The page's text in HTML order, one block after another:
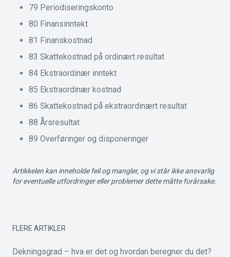
79 Periodiseringskonto
80 Finansinntekt
81 Finanskostnad
83 Skattekostnad på ordinært resultat
84 Ekstraordinær inntekt
85 Ekstraordinær kostnad
86 Skattekostnad på ekstraordinært resultat
88 Årsresultat
89 Overføringer og disponeringer
Artikkelen kan inneholde feil og mangler, og vi står ikke ansvarlig
for eventuelle utfordringer eller problemer dette måtte forårsake.
FLERE ARTIKLER
Dekningsgrad – hva er det og hvordan beregner du det?